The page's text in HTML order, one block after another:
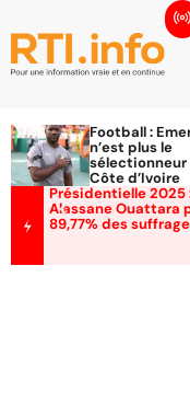
Football :
n’est plus le
sélectionneur
Côte d’Ivoire
Présidentielle 2025
Alassane Ouattara
89,77% des